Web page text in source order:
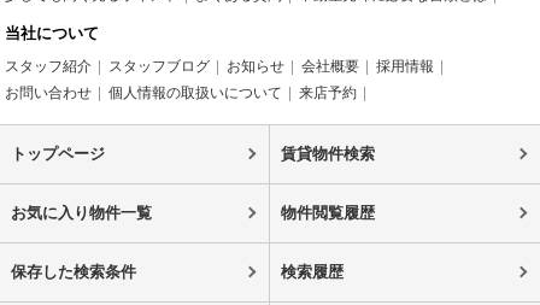
当社について
スタッフ紹介 スタッフブログ お知らせ 会社概要
採用情報
お問い合わせ
個人情報の取扱いについて 来店予約
トップページ 賃貸物件検索
お気に入り物件一覧 物件閲覧履歴
保存した検索条件 検索履歴